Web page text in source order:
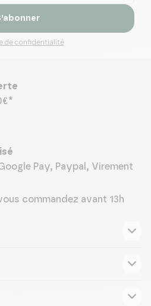
de confidentialité
Pay, Paypal, Virement
commandez avant 13h